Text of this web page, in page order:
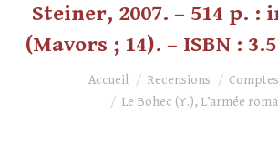
Steiner, 2007. – 514 p. :
(Mavors ; 14). – ISBN :
Vous êtes ici :Accueil Recensions
Le Bohec (Y.), L’armée